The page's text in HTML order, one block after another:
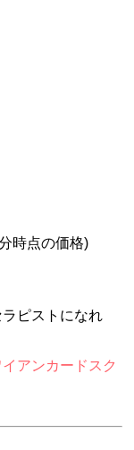
時点の価格)
ピストになれ
アンカードスク